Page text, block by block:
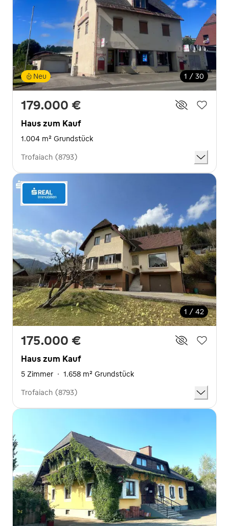
1 / 30
Neu
179.000 €
Haus zum Kauf
1.004 m² Grundstück
Trofaiach (8793)
1 / 42
175.000 €
Haus zum Kauf
5 Zimmer · 1.658 m² Grundstück
Trofaiach (8793)